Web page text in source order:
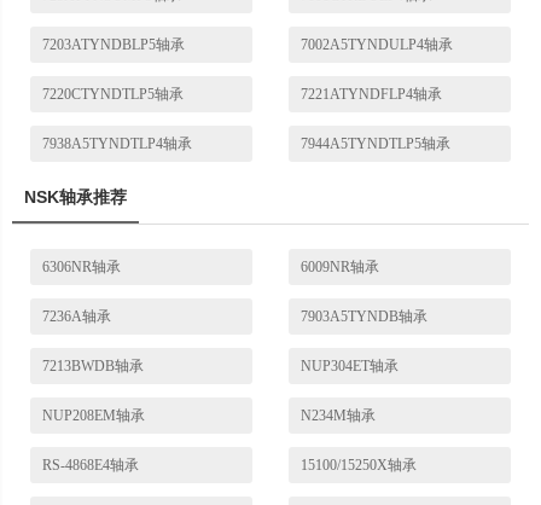
7203ATYNDBLP5轴承 7002A5TYNDULP4轴承
7220CTYNDTLP5轴承 7221ATYNDFLP4轴承
7938A5TYNDTLP4轴承 7944A5TYNDTLP5轴承
NSK轴承推荐
6306NR轴承 6009NR轴承
7236A轴承 7903A5TYNDB轴承
7213BWDB轴承 NUP304ET轴承
NUP208EM轴承 N234M轴承
RS-4868E4轴承 15100/15250X轴承